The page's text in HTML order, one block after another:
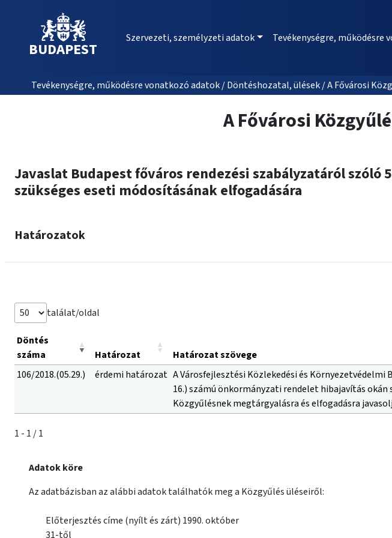
BUDAPEST
Szervezeti, személyzeti adatok Tevékenységre, működésre
Tevékenységre, működésre vonatkozó adatok / Döntéshozatal, ülések / A Fővárosi
A Fővárosi
Javaslat Budapest főváros rendezési szabályzatáról
szükséges eseti módosításának elfogadására
Határozatok
találat/oldal
Döntés
száma
Határozat
Határozat szövege
106/2018.(05.29.)
érdemi határozat A Városfejlesztési Közlekedési és
16.) számú önkormányzati rendelet hibajavítás
Közgyűlésnek megtárgyalásra és elfogadásra
1 - 1 / 1
Adatok köre
Az adatbázisban az alábbi adatok találhatók meg a Közgyűlés üléseiről:
Előterjesztés címe (nyílt és zárt) 1990. október
31-től